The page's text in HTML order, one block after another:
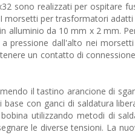
sono realizzati per ospitare
morsetti per trasformatori
alluminio da 10 mm x 2 mm.
pressione dall'alto nei
un contatto di
il tastino arancione di
con ganci di saldatura
utilizzando metodi di
le diverse tensioni. La